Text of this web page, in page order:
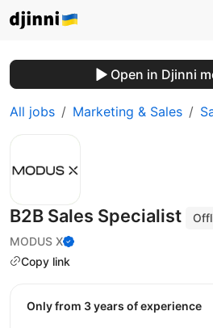
Open in Djinni
All jobs Marketing & Sales
B2B Sales Specialist
MODUS X
Copy link
Only from 3 years of experience